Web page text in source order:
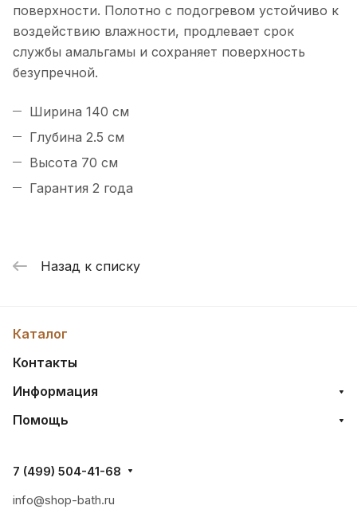
поверхности. Полотно с подогревом устойчиво к
воздействию влажности, продлевает срок
службы амальгамы и сохраняет поверхность
безупречной.
Ширина 140 см
Глубина 2.5 см
Высота 70 см
Гарантия 2 года
Назад к списку
Каталог
Контакты
Информация
Помощь
7 (499) 504-41-68
info@shop-bath.ru